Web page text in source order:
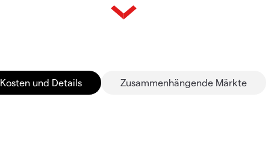
Kosten und Details Zusammenhängende Märkte